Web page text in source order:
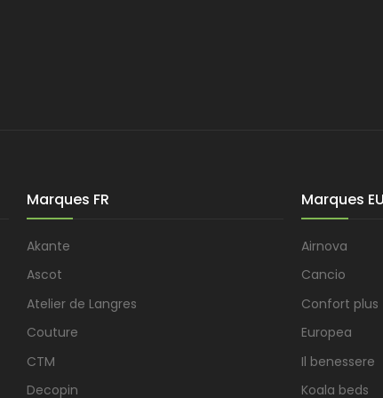
Marques FR
Akante
Ascot
Atelier de Langres
Couture
CTM
Decopin
Marques EU
Airnova
Cancio
Confort plus
Europea
Il benessere
Koala beds